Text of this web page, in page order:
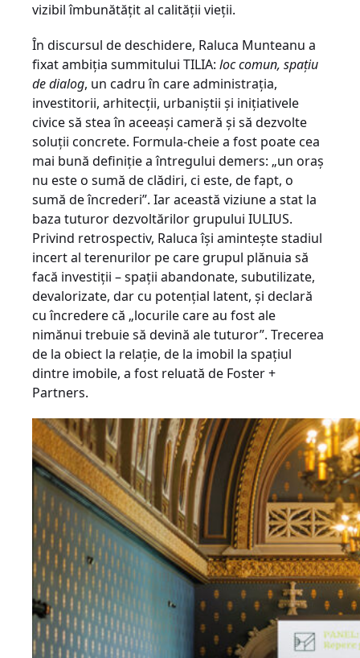
vizibil îmbunătățit al calității vieții.
În discursul de deschidere, Raluca Munteanu a
fixat ambiția summitului TILIA: loc comun, spațiu
de dialog, un cadru în care administrația,
investitorii, arhitecții, urbaniștii și inițiativele
civice să stea în aceeași cameră și să dezvolte
soluții concrete. Formula-cheie a fost poate cea
mai bună definiție a întregului demers: „un oraș
nu este o sumă de clădiri, ci este, de fapt, o
sumă de încrederi”. Iar această viziune a stat la
baza tuturor dezvoltărilor grupului IULIUS.
Privind retrospectiv, Raluca își amintește stadiul
incert al terenurilor pe care grupul plănuia să
facă investiții – spații abandonate, subutilizate,
devalorizate, dar cu potențial latent, și declară
cu încredere că „locurile care au fost ale
nimănui trebuie să devină ale tuturor”. Trecerea
de la obiect la relație, de la imobil la spațiul
dintre imobile, a fost reluată de Foster +
Partners.